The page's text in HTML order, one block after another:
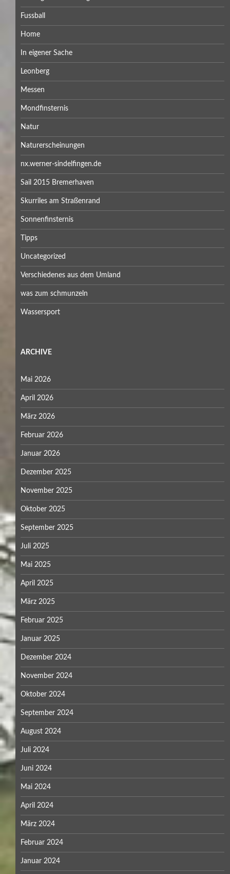
Fussball
Home
In eigener Sache
Leonberg
Messen
Mondfinsternis
Natur
Naturerscheinungen
nx.werner-sindelfingen.de
Sail 2015 Bremerhaven
Skurriles am Straßenrand
Sonnenfinsternis
Tipps
Uncategorized
Verschiedenes aus dem Umland
was zum schmunzeln
Wassersport
ARCHIVE
Mai 2026
April 2026
März 2026
Februar 2026
Januar 2026
Dezember 2025
November 2025
Oktober 2025
September 2025
Juli 2025
Mai 2025
April 2025
März 2025
Februar 2025
Januar 2025
Dezember 2024
November 2024
Oktober 2024
September 2024
August 2024
Juli 2024
Juni 2024
Mai 2024
April 2024
März 2024
Februar 2024
Januar 2024